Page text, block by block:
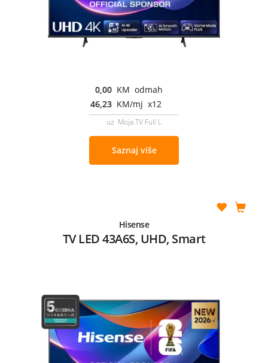
0,00 KM odmah
46,23 KM/mj x12
uz Moja TV Full L
Saznaj više
Hisense
TV LED 43A6S, UHD, Smart